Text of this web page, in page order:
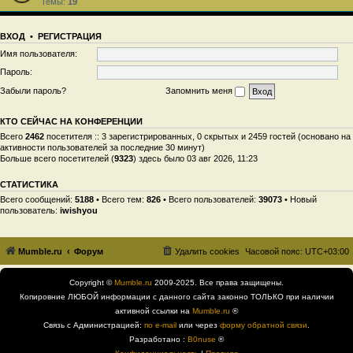
ВХОД • РЕГИСТРАЦИЯ
Имя пользователя:
Пароль:
Забыли пароль?
Запомнить меня
КТО СЕЙЧАС НА КОНФЕРЕНЦИИ
Всего 2462 посетителя :: 3 зарегистрированных, 0 скрытых и 2459 гостей (основано на
активности пользователей за последние 30 минут)
Больше всего посетителей (9323) здесь было 03 авг 2026, 11:23
СТАТИСТИКА
Всего сообщений: 5188 • Всего тем: 826 • Всего пользователей: 39073 • Новый
пользователь: iwishyou
Mumble.ru Форум Часовой пояс: UTC+03:00
Удалить cookies
Copyright ©Mumble.ru 2009-2025. Все права защищены.
Копировние ЛЮБОЙ информации с данного сайта законно ТОЛЬКО при наличии
активной ссылки на Mumble.ru ®
Связь с Администрацией: по e-mail или через форму обратной связи
Разработано : B0nuse ®